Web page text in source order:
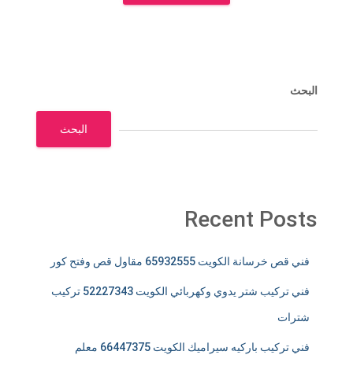
البحث
البحث
Recent Posts
فني قص خرسانة الكويت 65932555 مقاول قص وفتح كور
فني تركيب شتر يدوي وكهربائي الكويت 52227343 تركيب
شترات
فني تركيب باركيه سيراميك الكويت 66447375 معلم